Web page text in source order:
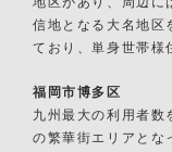
信地となる大名地区
ており、単身世帯様
福岡市博多区
九州最大の利用者数
の繁華街エリアとな